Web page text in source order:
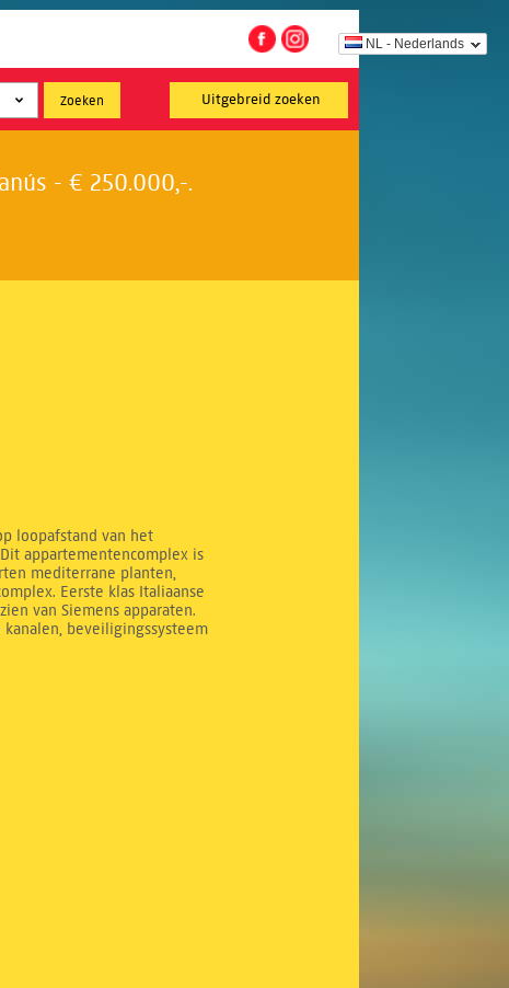
NL - Nederlands
Uitgebreid zoeken
- € 250.000,-.
loopafstand van het
appartementencomplex is
mediterrane planten,
Eerste klas Italiaanse
van Siemens apparaten.
beveiligingssysteem